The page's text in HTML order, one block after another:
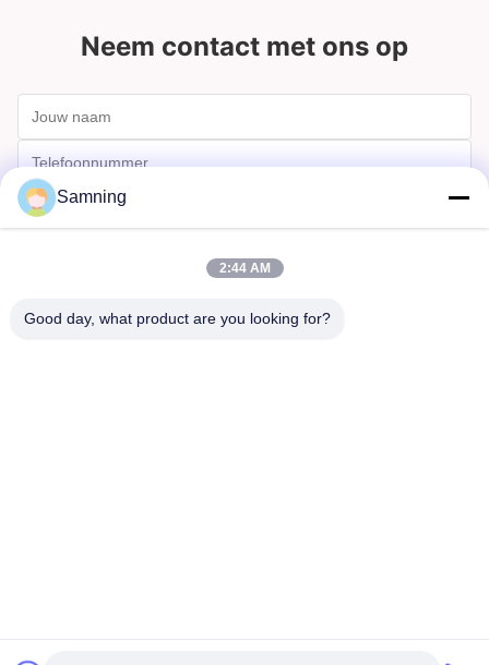
Neem contact met ons op
Samning
2:44 AM
Good day, what product are you looking for?